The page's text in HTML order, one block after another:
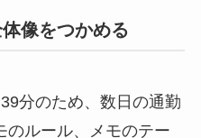
像をつかめる
分のため、数日の通勤
のルール、メモのテー